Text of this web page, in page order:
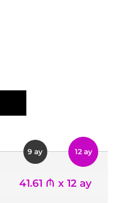
9 ay 12 ay
41.61 ₼ x 12 ay